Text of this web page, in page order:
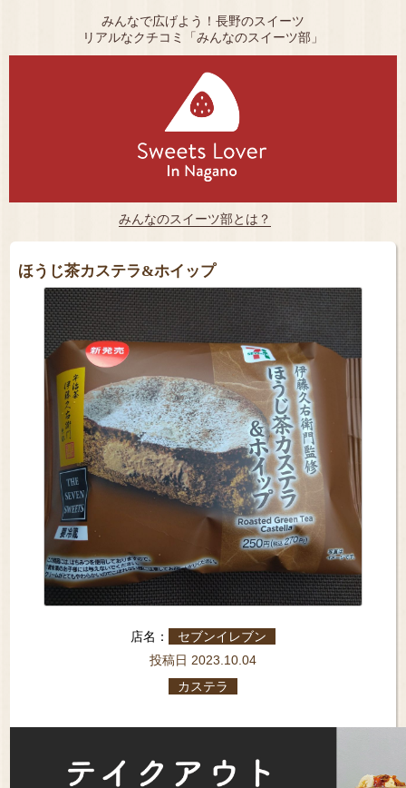
みんなで広げよう！長野のスイーツ
リアルなクチコミ「みんなのスイーツ部」
みんなのスイーツ部とは？
ほうじ茶カステラ&ホイップ
店名： セブンイレブン
投稿日 2023.10.04
カステラ